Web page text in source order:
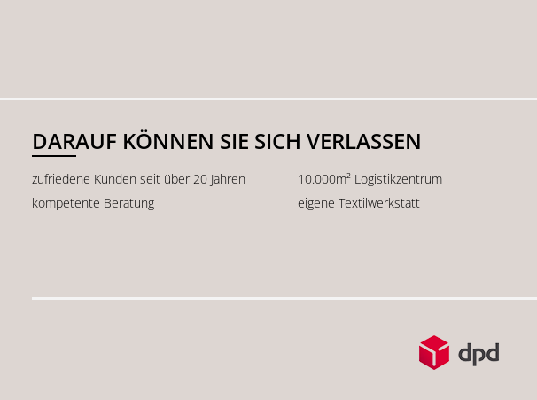
DARAUF KÖNNEN SIE SICH VERLASSEN
zufriedene Kunden seit über 20 Jahren
10.000m² Logistikzentrum
kompetente Beratung
eigene Textilwerkstatt